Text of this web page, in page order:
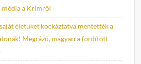
média a Krímről
életüket kockáztatva mentették a
Megrázó, magyarra fordított